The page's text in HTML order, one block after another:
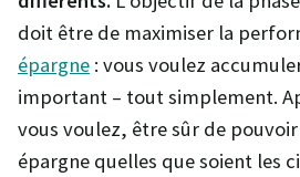
doit être de maximiser la
épargne : vous voulez
important – tout simplement.
vous voulez, être sûr de
épargne quelles que soient les